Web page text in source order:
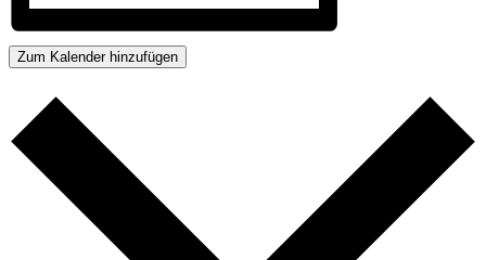
Zum Kalender hinzufügen